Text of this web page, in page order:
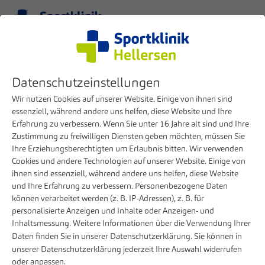
Tag
MVZ Hellersen
JANUARY 12, 2026
Outpatient orthopaedics in Siegen secured for
the long term
The Medical Care Center (MVZ) of the Sportklinik Hellersen
is integrating an orthopaedic practice in Siegen, which was
previously run by Dr. Michael Brock and Thomas Trögele.
With this step, the two orthopaedists are setting the course
Datenschutzeinstellungen
Wir nutzen Cookies auf unserer Website. Einige von ihnen sind
essenziell, während andere uns helfen, diese Website und Ihre
Erfahrung zu verbessern. Wenn Sie unter 16 Jahre alt sind und Ihre
Zustimmung zu freiwilligen Diensten geben möchten, müssen Sie
Ihre Erziehungsberechtigten um Erlaubnis bitten. Wir verwenden
Cookies und andere Technologien auf unserer Website. Einige von
ihnen sind essenziell, während andere uns helfen, diese Website
und Ihre Erfahrung zu verbessern. Personenbezogene Daten
können verarbeitet werden (z. B. IP-Adressen), z. B. für
personalisierte Anzeigen und Inhalte oder Anzeigen- und
Inhaltsmessung. Weitere Informationen über die Verwendung Ihrer
Daten finden Sie in unserer Datenschutzerklärung. Sie können in
unserer Datenschutzerklärung jederzeit Ihre Auswahl widerrufen
oder anpassen.